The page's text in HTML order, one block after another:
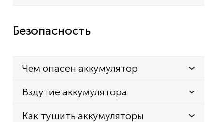
Безопасность
Чем опасен аккумулятор
Вздутие аккумулятора
Как тушить аккумуляторы